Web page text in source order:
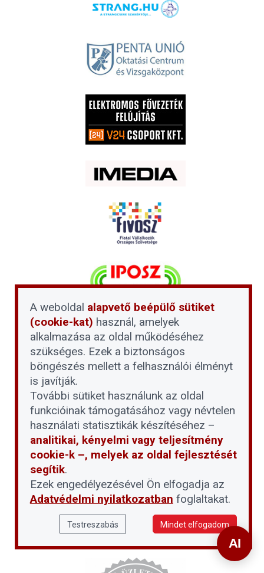
A weboldal alapvető beépülő sütiket
(cookie-kat) használ, amelyek
alkalmazása az oldal működéséhez
szükséges. Ezek a biztonságos
böngészés mellett a felhasználói élményt
is javítják.
További sütiket használunk az oldal
funkcióinak támogatásához vagy névtelen
használati statisztikák készítéséhez –
analitikai, kényelmi vagy teljesítmény
cookie-k –, melyek az oldal fejlesztését
segítik.
Ezek engedélyezésével Ön elfogadja az
Adatvédelmi nyilatkozatban foglaltakat.
Testreszabás Mindet elfogadom